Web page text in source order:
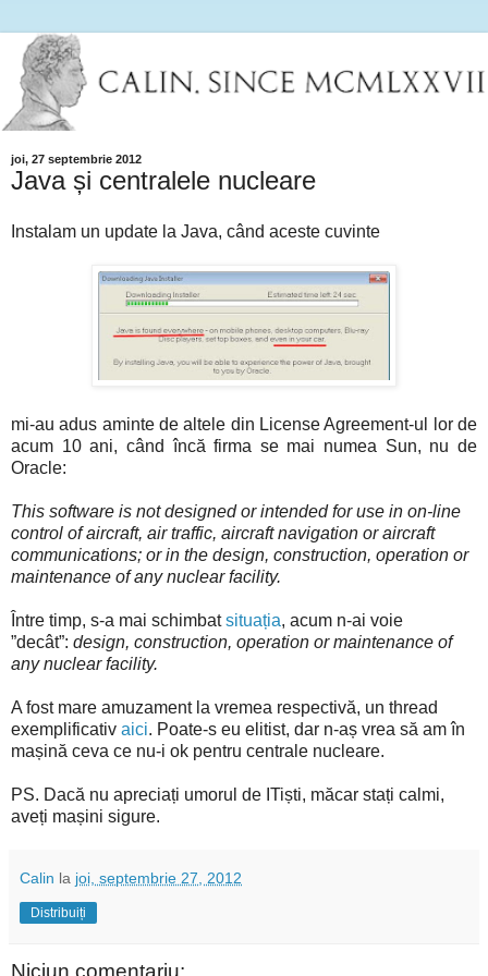
joi, 27 septembrie 2012
Java și centralele nucleare
Instalam un update la Java, când aceste cuvinte
mi-au adus aminte de altele din License Agreement-ul lor de
acum 10 ani, când încă firma se mai numea Sun, nu de
Oracle:
This software is not designed or intended for use in on-line
control of aircraft, air traffic, aircraft navigation or aircraft
communications; or in the design, construction, operation or
maintenance of any nuclear facility.
Între timp, s-a mai schimbatsituația, acum n-ai voie
”decât”: design, construction, operation or maintenance of
any nuclear facility.
A fost mare amuzament la vremea respectivă, un thread
exemplificativ aici. Poate-s eu elitist, dar n-aș vrea să am în
mașină ceva ce nu-i ok pentru centrale nucleare.
PS. Dacă nu apreciați umorul de ITiști, măcar stați calmi,
aveți mașini sigure.
Calin la joi, septembrie 27, 2012
Distribuiți